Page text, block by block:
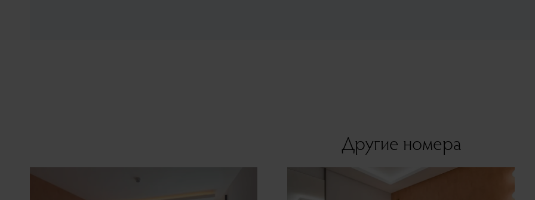
Другие номера